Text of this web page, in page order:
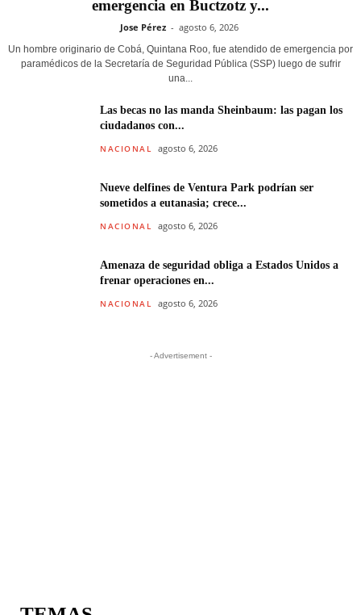
emergencia en Buctzotz y...
Jose Pérez - agosto 6, 2026
Un hombre originario de Cobá, Quintana Roo, fue atendido de emergencia por
paramédicos de la Secretaría de Seguridad Pública (SSP) luego de sufrir
una...
Las becas no las manda Sheinbaum: las pagan los
ciudadanos con...
NACIONAL agosto 6, 2026
Nueve delfines de Ventura Park podrían ser
sometidos a eutanasia; crece...
NACIONAL agosto 6, 2026
Amenaza de seguridad obliga a Estados Unidos a
frenar operaciones en...
NACIONAL agosto 6, 2026
- Advertisement -